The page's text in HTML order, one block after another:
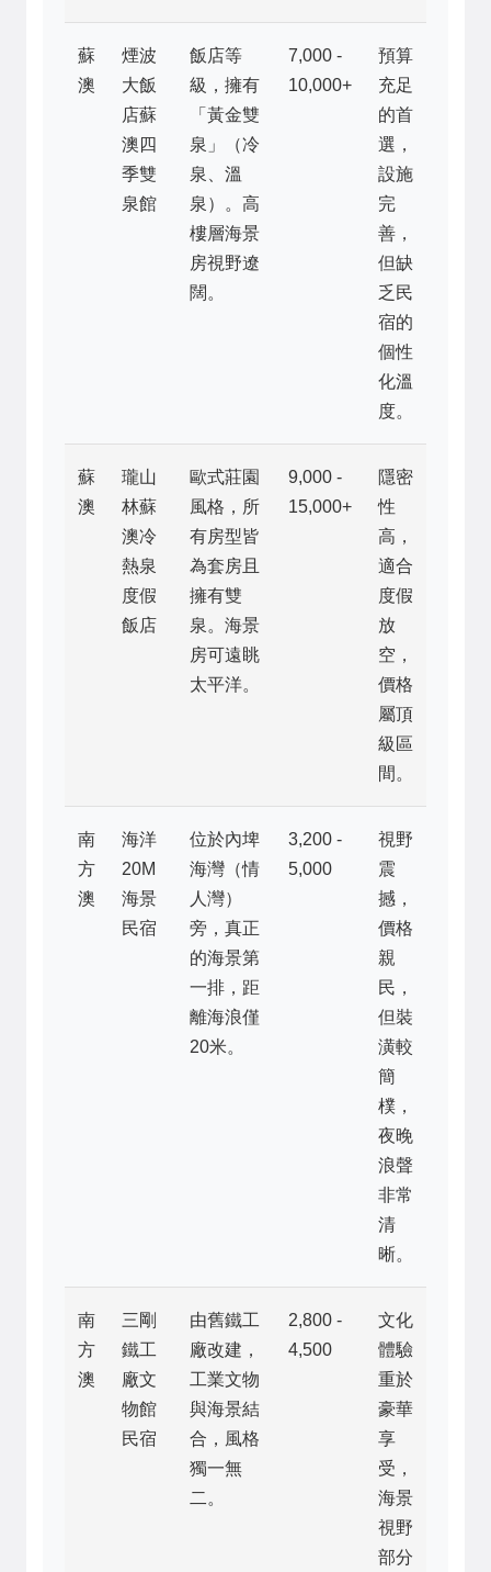
蘇
澳
煙波
大飯
店蘇
澳四
季雙
泉館
飯店等
級，擁有
「黃金雙
泉」（冷
泉、溫
泉）。高
樓層海景
房視野遼
闊。
7,000 -
10,000+
預算
充足
的首
選，
設施
完
善，
但缺
乏民
宿的
個性
化溫
度。
蘇
澳
瓏山
林蘇
澳冷
熱泉
度假
飯店
歐式莊園
風格，所
有房型皆
為套房且
擁有雙
泉。海景
房可遠眺
太平洋。
9,000 -
15,000+
隱密
性
高，
適合
度假
放
空，
價格
屬頂
級區
間。
南
方
澳
海洋
20M
海景
民宿
位於內埤
海灣（情
人灣）
旁，真正
的海景第
一排，距
離海浪僅
20米。
3,200 -
5,000
視野
震
撼，
價格
親
民，
但裝
潢較
簡
樸，
夜晚
浪聲
非常
清
晰。
南
方
澳
三剛
鐵工
廠文
物館
民宿
由舊鐵工
廠改建，
工業文物
與海景結
合，風格
獨一無
二。
2,800 -
4,500
文化
體驗
重於
豪華
享
受，
海景
視野
部分